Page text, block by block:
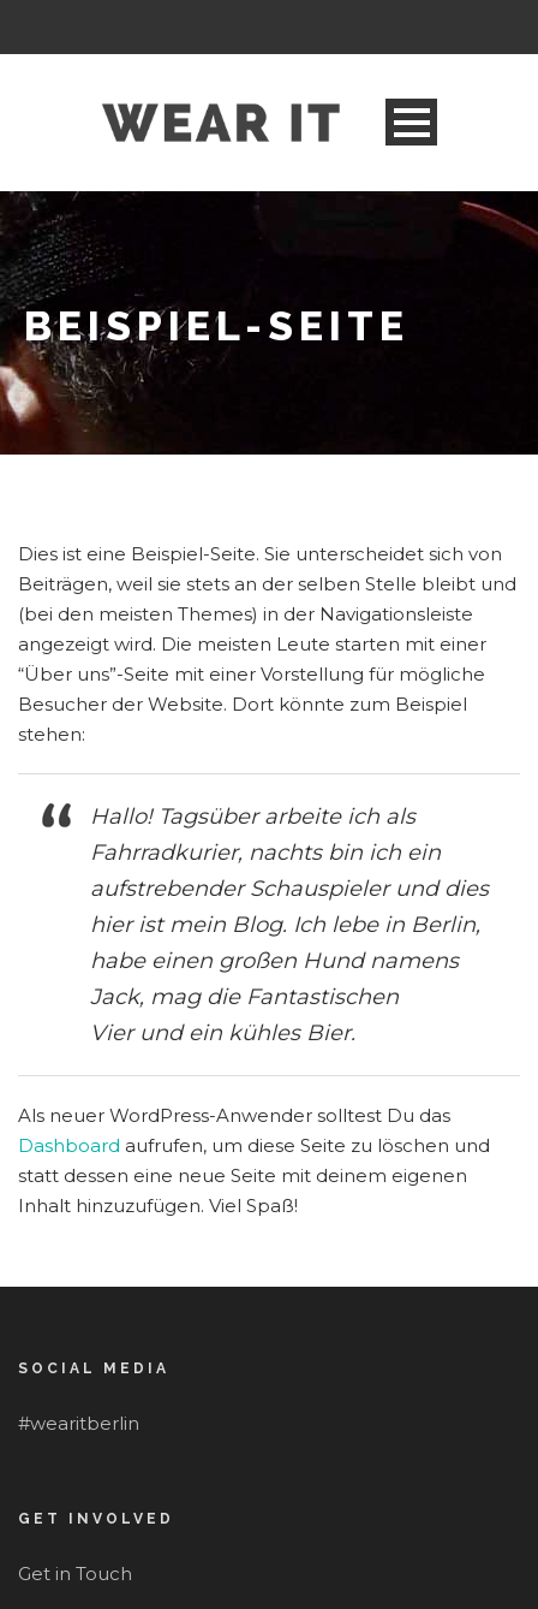
BEISPIEL-SEITE
Dies ist eine Beispiel-Seite. Sie unterscheidet sich von
Beiträgen, weil sie stets an der selben Stelle bleibt und
(bei den meisten Themes) in der Navigationsleiste
angezeigt wird. Die meisten Leute starten mit einer
“Über uns”-Seite mit einer Vorstellung für mögliche
Besucher der Website. Dort könnte zum Beispiel
stehen:
Hallo! Tagsüber arbeite ich als
Fahrradkurier, nachts bin ich ein
aufstrebender Schauspieler und dies
hier ist mein Blog. Ich lebe in Berlin,
habe einen großen Hund namens
Jack, mag die Fantastischen
Vier und ein kühles Bier.
Als neuer WordPress-Anwender solltest Du das
Dashboard aufrufen, um diese Seite zu löschen und
statt dessen eine neue Seite mit deinem eigenen
Inhalt hinzuzufügen. Viel Spaß!
SOCIAL MEDIA
#wearitberlin
GET INVOLVED
Get in Touch